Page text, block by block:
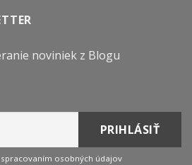
noviniek z Blogu
osobných údajov